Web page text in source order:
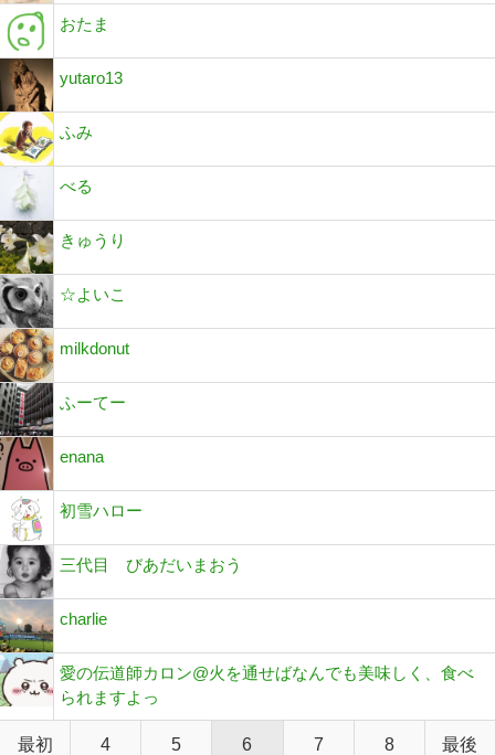
おたま
yutaro13
ふみ
べる
きゅうり
☆よいこ
milkdonut
ふーてー
enana
初雪ハロー
三代目 びあだいまおう
charlie
愛の伝道師カロン@火を通せばなんでも美味しく、食べ
られますよっ
最初 4 5 6 7 8 最後